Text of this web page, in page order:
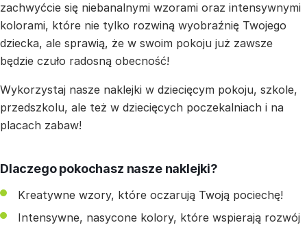
zachwyćcie się niebanalnymi wzorami oraz intensywnymi
kolorami, które nie tylko rozwiną wyobraźnię Twojego
dziecka, ale sprawią, że w swoim pokoju już zawsze
będzie czuło radosną obecność!
Wykorzystaj nasze naklejki w dziecięcym pokoju, szkole,
przedszkolu, ale też w dziecięcych poczekalniach i na
placach zabaw!
Dlaczego pokochasz nasze naklejki?
Kreatywne wzory, które oczarują Twoją pociechę!
Intensywne, nasycone kolory, które wspierają rozwój